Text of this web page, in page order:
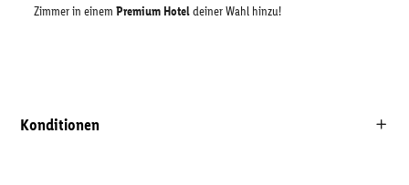
Zimmer in einem Premium Hoteldeiner Wahl hinzu!
Konditionen